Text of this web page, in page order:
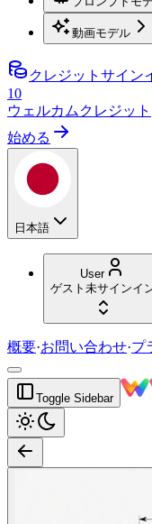
動画モデル
クレジット サイン
10
ウェルカムクレジット
始める
日本語
User
ゲスト 未サインイ
概要·お問い合わせ·プ
Toggle Sidebar